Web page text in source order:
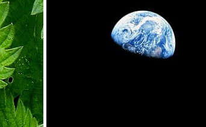
Documents
Plaquette
Bulletin